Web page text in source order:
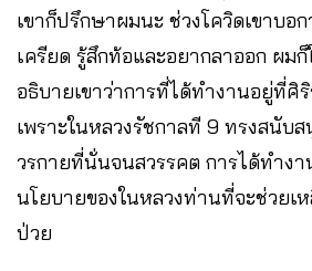
เขาก็ปรึกษาผมนะ ช่วงโควิดเขาบอ
เครียด รู้สึกท้อและอยากลาออก ผมก็
อธิบายเขาว่าการที่ได้ทำงานอยู่ที่ศิ
เพราะในหลวงรัชกาลที 9 ทรงสนับ
วรกายที่นั่นจนสวรรคต การได้ทำง
นโยบายของในหลวงท่านที่จะช่วยเ
ป่วย